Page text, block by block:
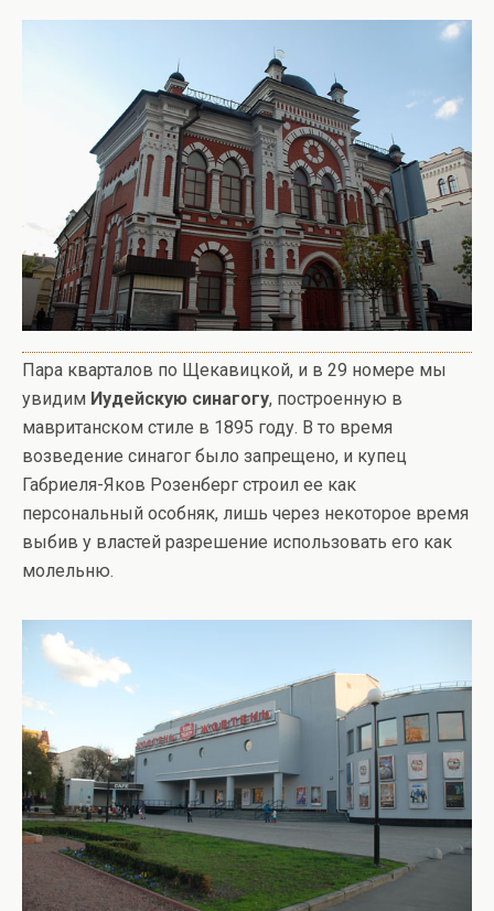
Пара кварталов по Щекавицкой, и в 29 номере мы
увидим Иудейскую синагогу, построенную в
мавританском стиле в 1895 году. В то время
возведение синагог было запрещено, и купец
Габриеля-Яков Розенберг строил ее как
персональный особняк, лишь через некоторое время
выбив у властей разрешение использовать его как
молельню.